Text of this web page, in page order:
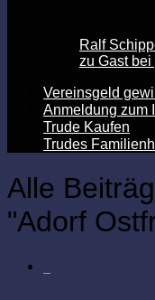
Ralf
zu Gast bei
Vereinsgeld
Anmeldung zum
Trude Kaufen
Trudes
Alle
"Adorf